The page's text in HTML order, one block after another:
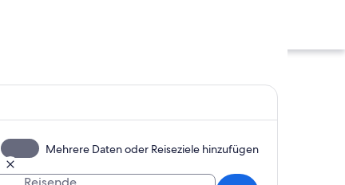
Mehrere Daten oder Reiseziele hinzufügen